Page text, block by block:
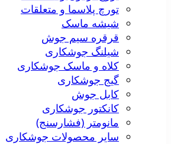
تورچ پلاسما و متعلقات
شیشه ماسک
قرقره سیم جوش
شیلنگ جوشکاری
کلاه و ماسک جوشکاری
گیج جوشکاری
کابل جوش
کانکتور جوشکاری
مانومتر (فشارسنج)
سایر محصولات جوشکاری